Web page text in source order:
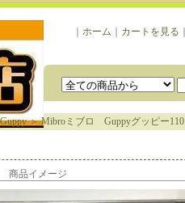
ホーム カートを見る
Guppy＞Mibroミブロ Guppyグッピー
商品イメージ